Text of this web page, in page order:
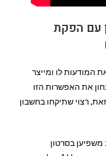
עם הפקת
לו ומייצר
את האפשרות הזו
רצוי שתיקחו בחשבון
בסרטון